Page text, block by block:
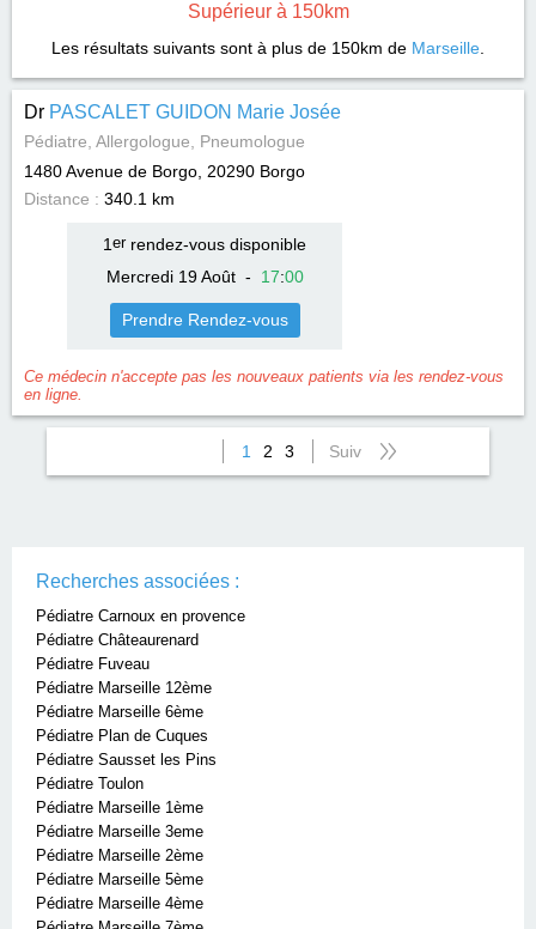
Supérieur à 150km
Les résultats suivants sont à plus de 150km de Marseille
Dr PASCALET GUIDON Marie Josée
Pédiatre, Allergologue, Pneumologue
1480 Avenue de Borgo, 20290 Borgo
Distance : 340.1 km
1 errendez-vous disponible
Mercredi 19 Août- 17:00
Prendre Rendez-vous
Ce médecin n'accepte pas les nouveaux patients via les rendez-vous
en ligne.
1 2 3 Suiv
Recherches associées :
Pédiatre Carnoux en provence
Pédiatre Châteaurenard
Pédiatre Fuveau
Pédiatre Marseille 12ème
Pédiatre Marseille 6ème
Pédiatre Plan de Cuques
Pédiatre Sausset les Pins
Pédiatre Toulon
Pédiatre Marseille 1ème
Pédiatre Marseille 3eme
Pédiatre Marseille 2ème
Pédiatre Marseille 5ème
Pédiatre Marseille 4ème